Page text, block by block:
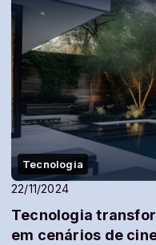
Tecnologia
22/11/2024
Tecnologia
em cenários de